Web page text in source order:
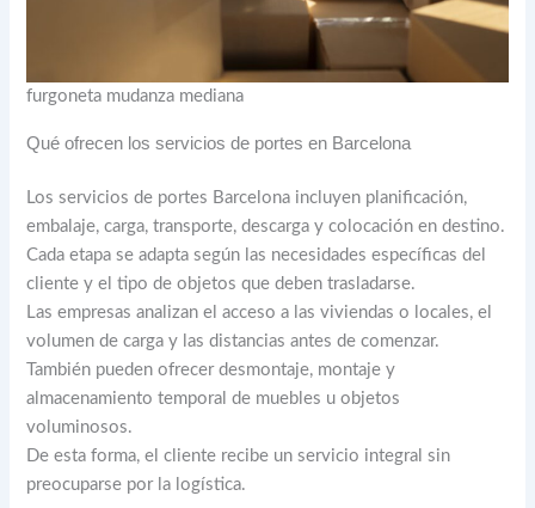
furgoneta mudanza mediana
Qué ofrecen los servicios de portes en Barcelona
Los servicios de portes Barcelona incluyen planificación,
embalaje, carga, transporte, descarga y colocación en destino.
Cada etapa se adapta según las necesidades específicas del
cliente y el tipo de objetos que deben trasladarse.
Las empresas analizan el acceso a las viviendas o locales, el
volumen de carga y las distancias antes de comenzar.
También pueden ofrecer desmontaje, montaje y
almacenamiento temporal de muebles u objetos
voluminosos.
De esta forma, el cliente recibe un servicio integral sin
preocuparse por la logística.